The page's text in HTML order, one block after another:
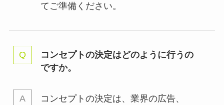
てご準備ください。
コンセプトの決定はどのように行うの
ですか。
コンセプトの決定は、業界の広告、